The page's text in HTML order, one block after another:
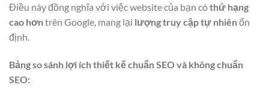
Điều này đồng nghĩa với việc website của bạn cóthứ hạng
cao hơntrên Google, mang lại lượng truy cập tự nhiênổn
định.
Bảng so sánh lợi ích thiết kế chuẩn SEO và không chuẩn
SEO: